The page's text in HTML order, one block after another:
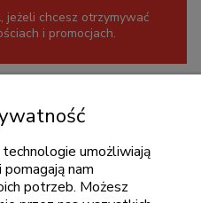
jeżeli chcesz otrzymywać
i promocjach.
08:00-16:00
umożliwiają
nam
potrzeb. Możesz